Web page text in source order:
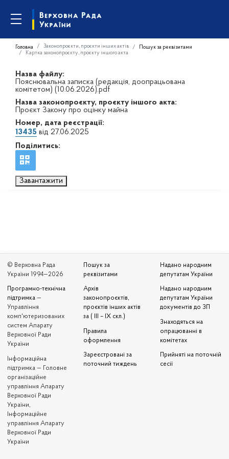
Головна Законопроєкти, проєкти інших актів
Пошук за реквізитами
Картка законопроєкту, проєкту іншого акта
Назва файлу:
Пояснювальна записка (редакція, доопрацьована
комітетом) (10.06.2026).pdf
Назва законопроєкту, проєкту іншого акта:
Проєкт Закону про оцінку майна
Номер, дата реєстрації:
13435 від 27.06.2025
Поділитись:
Завантажити
© Верховна Рада
України 1994—2026
Програмно-технічна
підтримка —
Управління
комп'ютеризованих
систем Апарату
Верховної Ради
України
Iнформаційна
підтримка — Головне
організаційне
управління Апарату
Верховної Ради
України,
Інформаційне
управління Апарату
Верховної Ради
України
Пошук за
реквізитами
Архів
законопроєктів,
проєктів інших актів
за ( III – IX скл.)
Правила
оформлення
Зареєстровані за
поточний тиждень
Надано народним
депутатам України
Надано народним
депутатам України
документів до ЗП
Знаходяться на
опрацюванні в
комітетах
Прийняті на поточній
сесії